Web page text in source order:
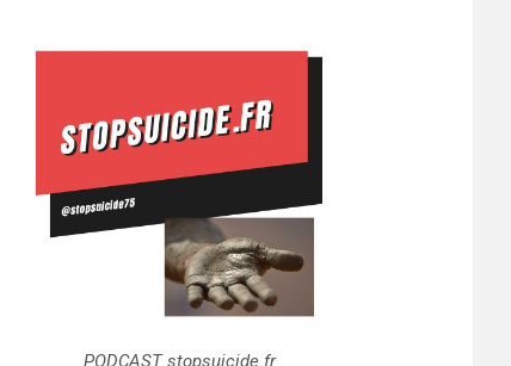
PODCAST stopsuicide.fr